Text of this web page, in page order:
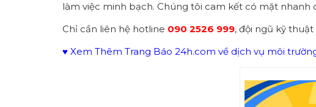
làm việc minh bạch. Chúng tôi cam kết có mặt nhanh
Chỉ cần liên hệ hotline 090 2526 999, đội ngũ kỹ
♥ Xem Thêm Trang Báo 24h.com về dịch vụ môi